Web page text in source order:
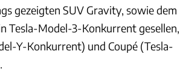
gezeigten SUV Gravity, sowie dem
Tesla-Model-3-Konkurrent gesellen,
Y-Konkurrent) und Coupé (Tesla-